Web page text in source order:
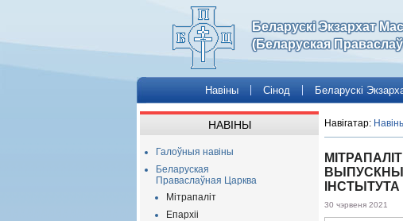
Беларускі Экзархат
(Беларуская
Навіны Сінод Беларускі
НАВІНЫ
Галоўныя навіны
Беларуская
Праваслаўная Царква
Мітрапаліт
Епархіі
Навігатар:
ІНСТЫТУТА
30 чэрвеня 2021